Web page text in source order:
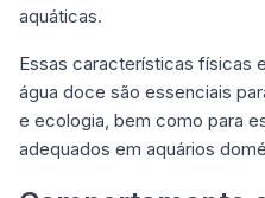
aquáticas.
Essas características físicas
água doce são essenciais
e ecologia, bem como para
adequados em aquários